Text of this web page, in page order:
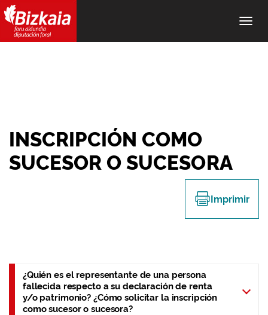
INSCRIPCIÓN COMO
SUCESOR O SUCESORA
Imprimir
¿Quién es el representante de una persona
fallecida respecto a su declaración de renta
y/o patrimonio? ¿Cómo solicitar la inscripción
como sucesor o sucesora?